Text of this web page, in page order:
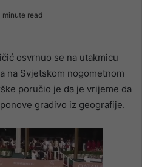
minute read
osvrnuo se na utakmicu
na Svjetskom nogometnom
poručio je da je vrijeme da
gradivo iz geografije.